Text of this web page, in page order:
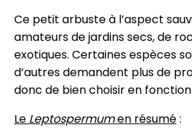
Ce petit arbuste à l’aspect
amateurs de jardins secs, de
exotiques. Certaines espèces
d’autres demandent plus de
donc de bien choisir en
Le Leptospermumen résumé: